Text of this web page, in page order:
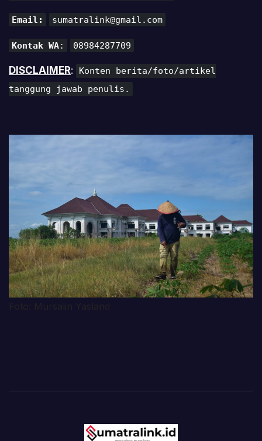
Email: sumatralink@gmail.com
Kontak WA: 08984287709
DISCLAIMER:
Konten berita/foto/artikel
tanggung jawab penulis.